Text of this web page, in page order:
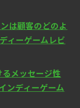
は顧客のどのよ
ィーゲームレビ
メッセージ性
ンディーゲーム